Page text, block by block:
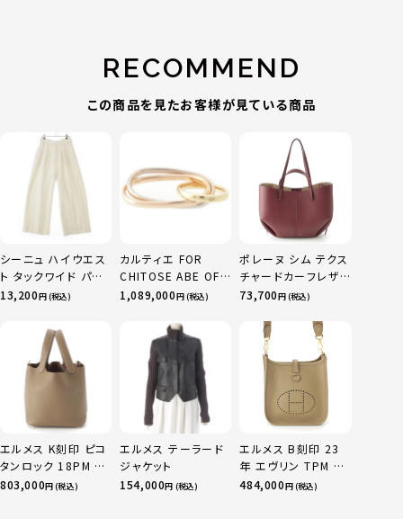
RECOMMEND
この商品を見たお客様が見ている商品
シーニュ ハイウエス
ト タックワイド パン
ツ ボトムス オフホワ
13,200円 (税込)
カルティエ FOR
CHITOSE ABE OF
sacai サカイ 750
ニティ リング 指輪 マ
ルチカラー 50 51
52 24.9g
1,089,000円 (税込)
ポレーヌ シム テクス
チャードカーフレザ
ー トートバッグ ダー
73,700円 (税込)
エルメス K刻印 ピコ
タンロック 18PM ト
リヨン ハンドバッグ
803,000円 (税込)
エルメス テーラード
ジャケット
154,000円 (税込)
エルメス B刻印 23
年 エヴリン TPM 16
アマゾン トリヨンク
484,000円 (税込)